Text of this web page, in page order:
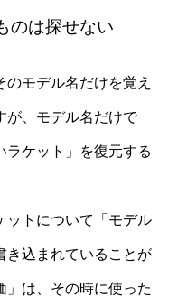
のは探せない
モデル名だけを覚え
が、モデル名だけで
ラケット」を復元する
ットについて「モデル
き込まれていることが
」は、その時に使った